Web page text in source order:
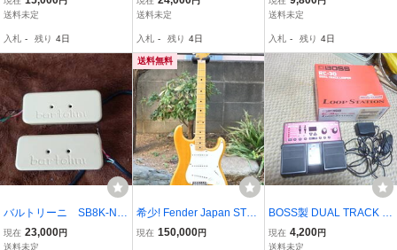
ト 稀少
送料未定
入札 - 残り 4日
送料未定
入札 - 残り 4日
送料未定
入札 - 残り 4日
バルトリーニ SB8K-N
SB8C-N P90タイプ稀
少 ビンテージ手作り
現在 23,000円
送料未定
送料無料
希少! Fender Japan ST54
-85RV フジゲン期 1993
現在 150,000円
BOSS製 DUAL TRACK L
OOPER RC-30 LOOP ST
ATION
現在 4,200円
送料未定